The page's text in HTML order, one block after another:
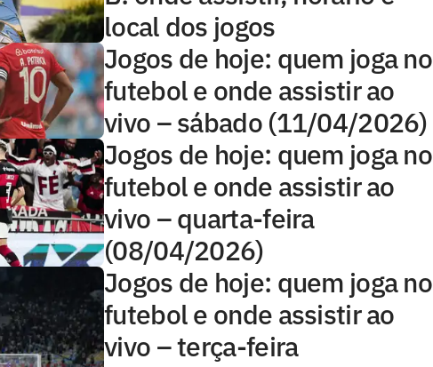
local dos jogos
Jogos de hoje: quem joga no
futebol e onde assistir ao
vivo – sábado (11/04/2026)
Jogos de hoje: quem joga no
futebol e onde assistir ao
vivo – quarta-feira
(08/04/2026)
Jogos de hoje: quem joga no
futebol e onde assistir ao
vivo – terça-feira